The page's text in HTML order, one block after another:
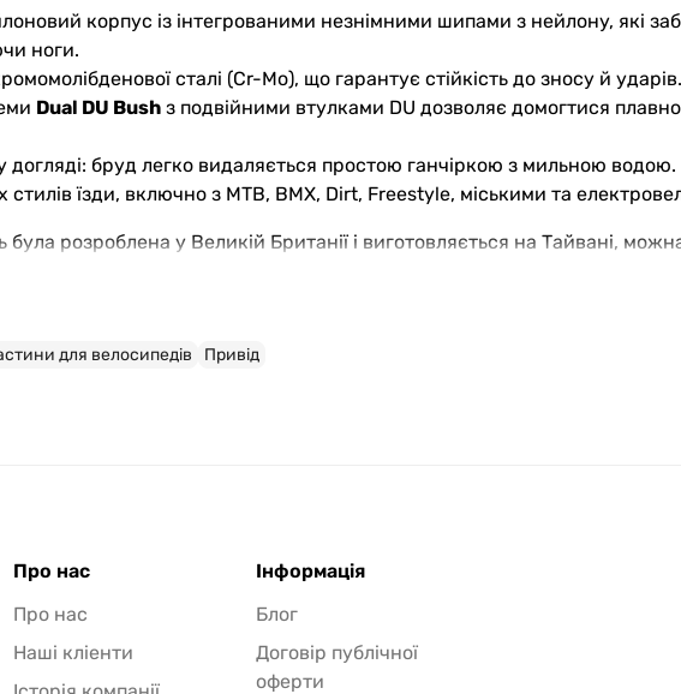
корпус із інтегрованими незнімними шипами з нейлону, які
ноги.
сталі (Cr-Mo), що гарантує стійкість до зносу й ударів.
Dual DU Bush з подвійними втулками DU дозволяє домогтися
догляді: бруд легко видаляється простою ганчіркою з мильною водою.
стилів їзди, включно з MTB, BMX, Dirt, Freestyle, міськими та
розроблена у Великій Британії і виготовляється на Тайвані,
педалей
педаль має ліву різьбу (закручується проти годинникової стрілки),
9/16" сумісні із більшістю шатунів на ринку.
для велосипедів Привід
Про нас
Про нас
Наші кліенти
Інформація
Блог
Договір публічної
оферти